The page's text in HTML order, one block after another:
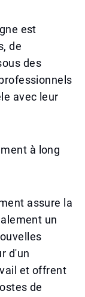
est
de
des
avec leur
à long
assure la
un
d'un
et offrent
de